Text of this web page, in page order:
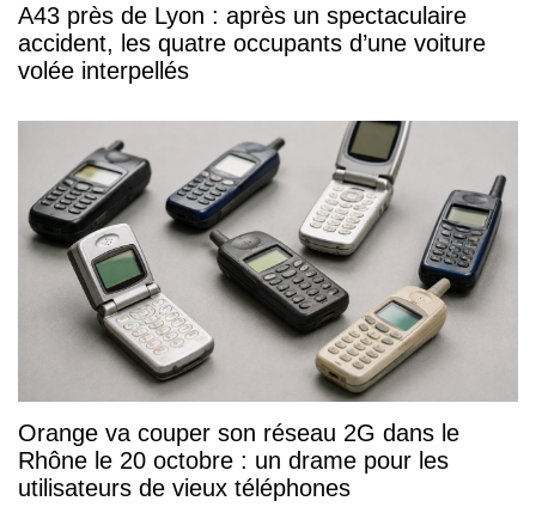
A43 près de Lyon : après un spectaculaire
accident, les quatre occupants d’une voiture
volée interpellés
Orange va couper son réseau 2G dans le
Rhône le 20 octobre : un drame pour les
utilisateurs de vieux téléphones